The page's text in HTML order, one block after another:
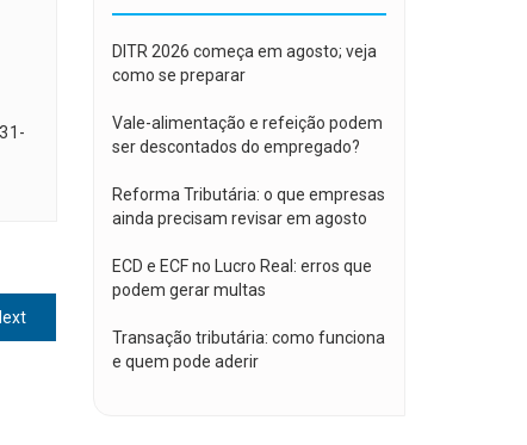
Next
post:
DITR 2026 começa em agosto; veja
como se preparar
Vale-alimentação e refeição podem
ser descontados do empregado?
Reforma Tributária: o que empresas
ainda precisam revisar em agosto
ECD e ECF no Lucro Real: erros que
podem gerar multas
Transação tributária: como funciona
e quem pode aderir